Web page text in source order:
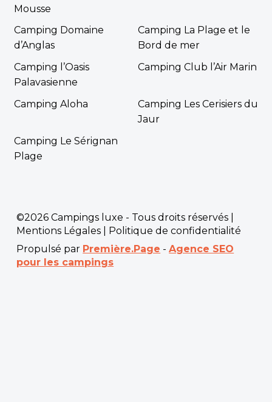
Mousse
Camping Domaine
d’Anglas
Camping La Plage et le
Bord de mer
Camping l’Oasis
Palavasienne
Camping Club l’Air Marin
Camping Aloha
Camping Les Cerisiers du
Jaur
Camping Le Sérignan
Plage
©2026 Campings luxe - Tous droits réservés |
Mentions Légales
Politique de confidentialité
Propulsé par Première.Page -Agence SEO
pour les campings